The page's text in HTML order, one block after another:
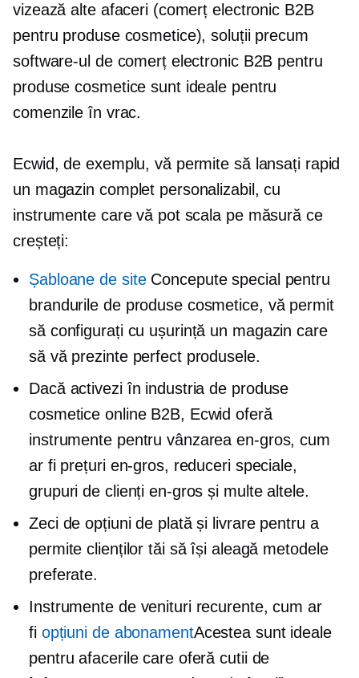
vizează alte afaceri (comerț electronic B2B
pentru produse cosmetice), soluții precum
software-ul de comerț electronic B2B pentru
produse cosmetice sunt ideale pentru
comenzile în vrac.
Ecwid, de exemplu, vă permite să lansați rapid
un magazin complet personalizabil, cu
instrumente care vă pot scala pe măsură ce
creșteți:
Șabloane de siteConcepute special pentru
brandurile de produse cosmetice, vă permit
să configurați cu ușurință un magazin care
să vă prezinte perfect produsele.
Dacă activezi în industria de produse
cosmetice online B2B, Ecwid oferă
instrumente pentru vânzarea en-gros, cum
ar fi prețuri en-gros, reduceri speciale,
grupuri de clienți en-gros și multe altele.
Zeci de opțiuni de plată și livrare pentru a
permite clienților tăi să își aleagă metodele
preferate.
Instrumente de venituri recurente, cum ar
fi opțiuni de abonamentAcestea sunt ideale
pentru afacerile care oferă cutii de